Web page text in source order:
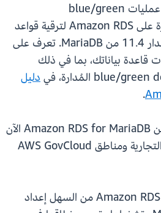
يمكنك الاستفادة من عمليات blue/green
deployment المدارة على Amazon RDS لترقية قواعد
بياناتك إلى RDS للإصدار 11.4 من MariaDB. تعرف على
قاعدة بياناتك، بما في ذلك
دليل
.
يتوفر الإصدار 11.4 من Amazon RDS for MariaDB الآن
في كل مناطق AWS التجارية ومناطق AWS GovCloud
يجعل Amazon RDS for MariaDB من السهل إعداد